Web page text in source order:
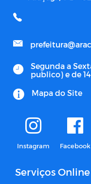
Segunda a
publico) e de
Mapa do Site
Instagram Facebook
Serviços Online